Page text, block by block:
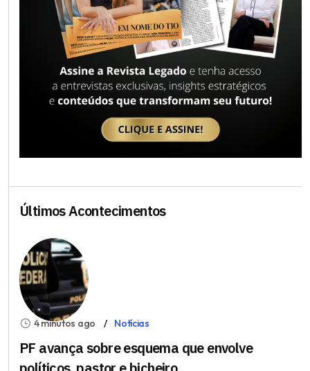
Últimos Acontecimentos
4 minutos ago Notícias
PF avança sobre esquema que envolve